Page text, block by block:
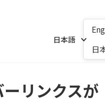
日本語
日
リンクスが